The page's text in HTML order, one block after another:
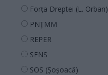
Forța Dreptei (L. Orban)
PNȚMM
REPER
SENS
SOS (Șoșoacă)